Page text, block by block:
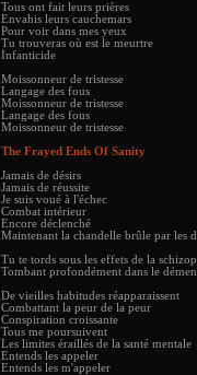
Tous ont fait leurs prières
Envahis leurs cauchemars
Pour voir dans mes yeux
Tu trouveras où est le meurtre
Infanticide
Moissonneur de tristesse
Langage des fous
Moissonneur de tristesse
Langage des fous
Moissonneur de tristesse
The Frayed Ends Of Sanity
Jamais de désirs
Jamais de réussite
Je suis voué à l'échec
Combat intérieur
Encore déclenché
Maintenant la chandelle brûle par les
Tu te tords sous les effets de la
Tombant profondément dans le
De vieilles habitudes réapparaissent
Combattant la peur de la peur
Conspiration croissante
Tous me poursuivent
Les limites éraillés de la santé mentale
Entends les appeler
Entends les m'appeler